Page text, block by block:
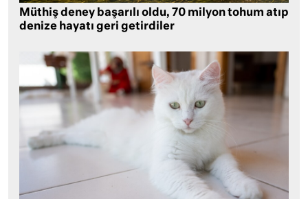
Müthiş deney başarılı oldu, 70 milyon tohum atıp
denize hayatı geri getirdiler